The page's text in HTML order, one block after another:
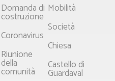
Domanda di
costruzione
Coronavirus
Riunione
della
comunità
Mobilità
Società
Chiesa
Castello di
Guardaval